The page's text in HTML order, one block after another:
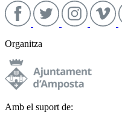
Organitza
Amb el suport de: